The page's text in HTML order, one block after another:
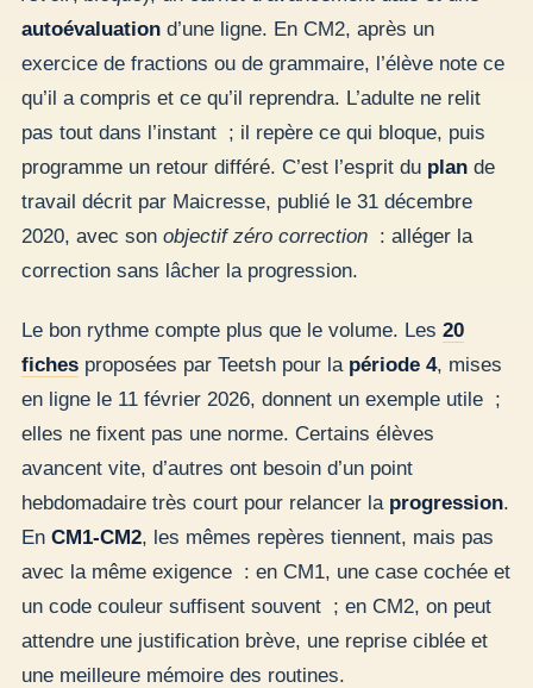
autoévaluation d’une ligne. En CM2, après un
exercice de fractions ou de grammaire, l’élève note ce
qu’il a compris et ce qu’il reprendra. L’adulte ne relit
pas tout dans l’instant ; il repère ce qui bloque, puis
programme un retour différé. C’est l’esprit du plan de
travail décrit par Maicresse, publié le 31 décembre
2020, avec son objectif zéro correction : alléger la
correction sans lâcher la progression.
Le bon rythme compte plus que le volume. Les 20
fiches proposées par Teetsh pour la période 4, mises
en ligne le 11 février 2026, donnent un exemple utile ;
elles ne fixent pas une norme. Certains élèves
avancent vite, d’autres ont besoin d’un point
hebdomadaire très court pour relancer la progression.
En CM1-CM2, les mêmes repères tiennent, mais pas
avec la même exigence : en CM1, une case cochée et
un code couleur suffisent souvent ; en CM2, on peut
attendre une justification brève, une reprise ciblée et
une meilleure mémoire des routines.